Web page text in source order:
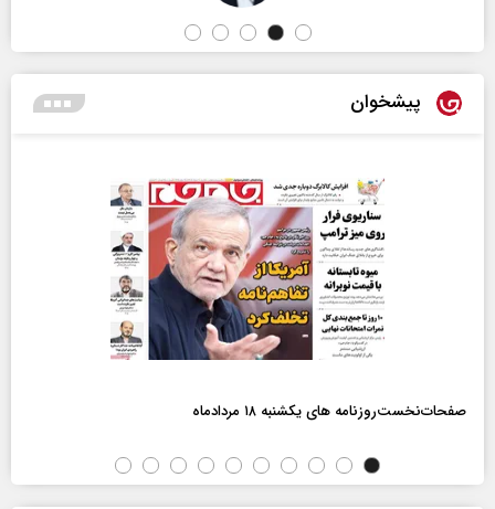
پیشخوان
صفحات‌نخست‌روزنامه ها‌ی یکشنبه ۱۸ مردادماه